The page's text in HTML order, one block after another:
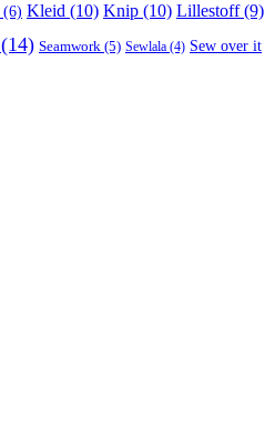
(6) Kleid (10) Knip (10) Lillestoff(9)
(14) Seamwork (5) Sewlala (4) Sew over it